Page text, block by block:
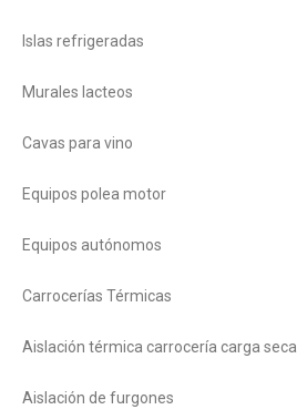
Islas refrigeradas
Murales lacteos
Cavas para vino
Equipos polea motor
Equipos autónomos
Carrocerías Térmicas
Aislación térmica carrocería carga seca
Aislación de furgones